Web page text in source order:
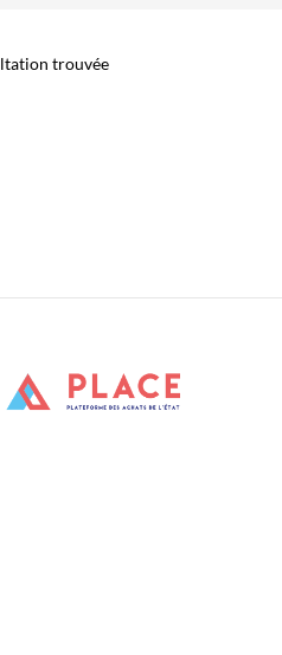
trouvée